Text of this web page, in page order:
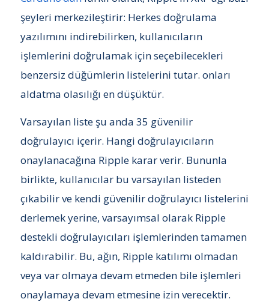
şeyleri merkezileştirir: Herkes doğrulama
yazılımını indirebilirken, kullanıcıların
işlemlerini doğrulamak için seçebilecekleri
benzersiz düğümlerin listelerini tutar. onları
aldatma olasılığı en düşüktür.
Varsayılan liste şu anda 35 güvenilir
doğrulayıcı içerir. Hangi doğrulayıcıların
onaylanacağına Ripple karar verir. Bununla
birlikte, kullanıcılar bu varsayılan listeden
çıkabilir ve kendi güvenilir doğrulayıcı listelerini
derlemek yerine, varsayımsal olarak Ripple
destekli doğrulayıcıları işlemlerinden tamamen
kaldırabilir. Bu, ağın, Ripple katılımı olmadan
veya var olmaya devam etmeden bile işlemleri
onaylamaya devam etmesine izin verecektir.